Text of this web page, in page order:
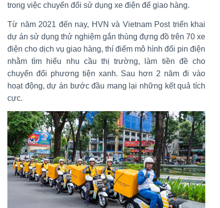
trong việc chuyển đổi sử dụng xe điện để giao hàng.
Từ năm 2021 đến nay, HVN và Vietnam Post triển khai
dự án sử dụng thử nghiệm gắn thùng đựng đồ trên 70 xe
điện cho dịch vụ giao hàng, thí điểm mô hình đổi pin điện
nhằm tìm hiểu nhu cầu thị trường, làm tiền đề cho
chuyển đổi phương tiện xanh. Sau hơn 2 năm đi vào
hoạt động, dự án bước đầu mang lại những kết quả tích
cực.